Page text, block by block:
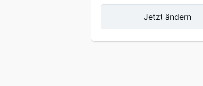
Jetzt ändern